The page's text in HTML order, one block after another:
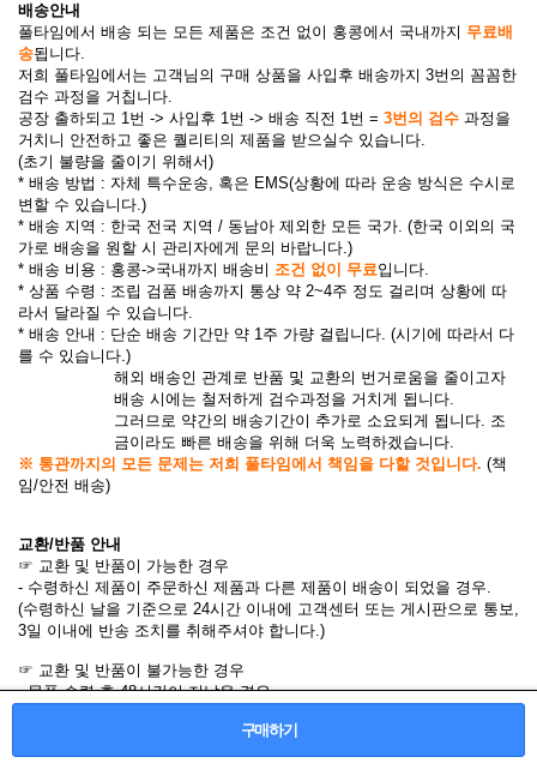
구매하기
배송안내
풀타임에서 배송 되는 모든 제품은 조건 없이 홍콩에서 국내까지 무료배
송됩니다.
저희 풀타임에서는 고객님의 구매 상품을 사입후 배송까지 3번의 꼼꼼한
검수 과정을 거칩니다.
공장 출하되고 1번 -> 사입후 1번 -> 배송 직전 1번 = 3번의 검수 과정을
거치니 안전하고 좋은 퀄리티의 제품을 받으실수 있습니다.
(초기 불량을 줄이기 위해서)
* 배송 방법 : 자체 특수운송, 혹은 EMS(상황에 따라 운송 방식은 수시로
변할 수 있습니다.)
* 배송 지역 : 한국 전국 지역 / 동남아 제외한 모든 국가. (한국 이외의 국
가로 배송을 원할 시 관리자에게 문의 바랍니다.)
* 배송 비용 : 홍콩->국내까지 배송비 조건 없이 무료입니다.
* 상품 수령 : 조립 검품 배송까지 통상 약 2~4주 정도 걸리며 상황에 따
라서 달라질 수 있습니다.
* 배송 안내 : 단순 배송 기간만 약 1주 가량 걸립니다. (시기에 따라서 다
를 수 있습니다.)
해외 배송인 관계로 반품 및 교환의 번거로움을 줄이고자
배송 시에는 철저하게 검수과정을 거치게 됩니다.
그러므로 약간의 배송기간이 추가로 소요되게 됩니다. 조
금이라도 빠른 배송을 위해 더욱 노력하겠습니다.
※ 통관까지의 모든 문제는 저희 풀타임에서 책임을 다할 것입니다. (책
임/안전 배송)
교환/반품 안내
☞ 교환 및 반품이 가능한 경우
- 수령하신 제품이 주문하신 제품과 다른 제품이 배송이 되었을 경우.
(수령하신 날을 기준으로 24시간 이내에 고객센터 또는 게시판으로 통보,
3일 이내에 반송 조치를 취해주셔야 합니다.)
☞ 교환 및 반품이 불가능한 경우
- 물품 수령 후 48시간이 지났을 경우.
- 반품 불가 상품의 경우(이벤트 상품 등..)
- 고객님의 사용 또는 일부 소비에 의하여 상품의 가치가 현저히 감소한